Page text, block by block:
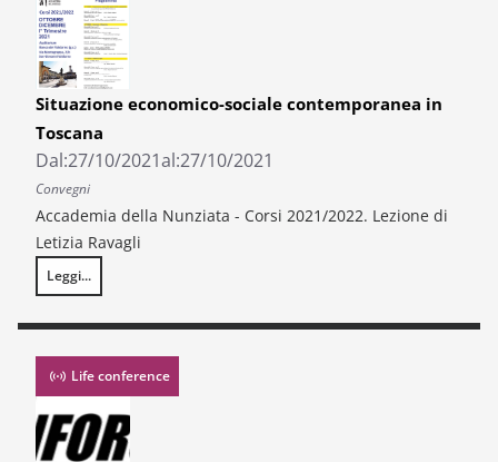
Situazione economico-sociale contemporanea in
Toscana
Dal:27/10/2021al:27/10/2021
Convegni
Accademia della Nunziata - Corsi 2021/2022. Lezione di
Letizia Ravagli
Leggi...
Situazione economico-sociale contemporanea in Toscana
Life conference